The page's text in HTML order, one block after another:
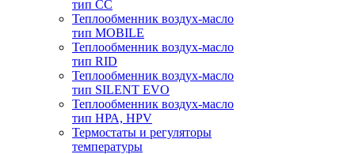
тип CC
Теплообменник воздух-масло
тип MOBILE
Теплообменник воздух-масло
тип RID
Теплообменник воздух-масло
тип SILENT EVO
Теплообменник воздух-масло
тип НРА, HPV
Термостаты и регуляторы
температуры